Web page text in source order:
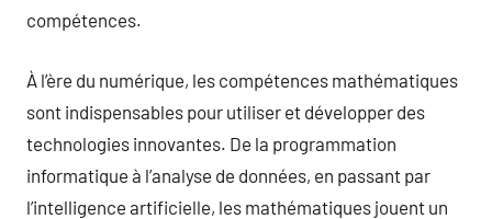
compétences.
À l’ère du numérique, les compétences mathématiques
sont indispensables pour utiliser et développer des
technologies innovantes. De la programmation
informatique à l’analyse de données, en passant par
l’intelligence artificielle, les mathématiques jouent un